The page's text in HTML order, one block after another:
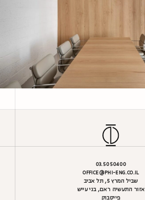
03.5050400
OFFICE@PHI-ENG.CO.IL
שביל המרץ 5, תל אביב
אזור התעשיה ראם, בני עייש
פייסבוק